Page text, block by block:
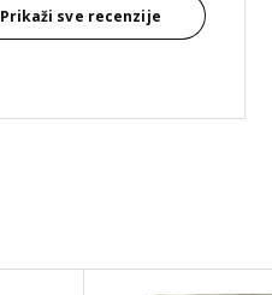
Prikaži sve recenzije